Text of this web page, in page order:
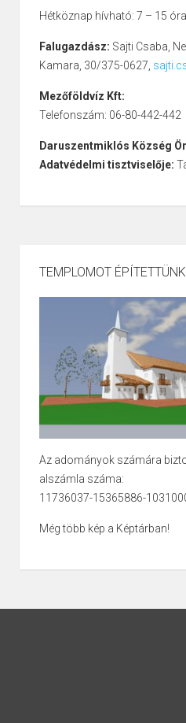
Hétköznap hívható: 7 – 15
Falugazdász: Sajti Csaba,
Kamara, 30/375-0627,
Mezőföldvíz Kft:
Telefonszám: 06-80-442-442
Daruszentmiklós Község
Adatvédelmi tisztviselője:
TEMPLOMOT ÉPÍTETTÜNK
Az adományok számára
alszámla száma:
11736037-15365886-
Még több kép a Képtárban!